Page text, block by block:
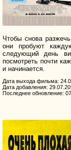
Чтобы снова
они пробуют
следующий день
посмотреть почти
и начинается.
Дата выхода фильма:
Дата добавления:
Последнее обновление: